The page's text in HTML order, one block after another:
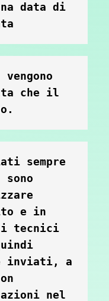
data di
che il
sempre
e in
tecnici
inviati, a
nel